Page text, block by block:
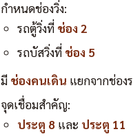
กำหนดช่องวิ่ง:
รถตู้วิ่งที่ ช่อง 2
รถบัสวิ่งที่ ช่อง 5
มี ช่องคนเดิน แยกจากช่อง
จุดเชื่อมสำคัญ:
ประตู 8 และ ประตู 11